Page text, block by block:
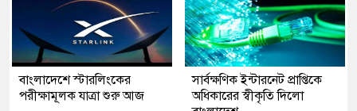
বাংলাদেশে স্টারলিংকের
পরীক্ষামূলক যাত্রা শুরু আজ
সার্বক্ষণিক ইন্টারনেট প্রাপ্তিকে
অধিকারের স্বীকৃতি দিলো